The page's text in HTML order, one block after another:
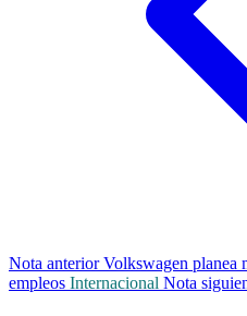
Nota anteriorVolkswagen planea
empleos Internacional Nota